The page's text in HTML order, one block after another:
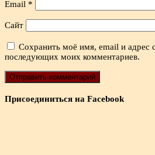
Email *
Сайт
Сохранить моё имя, email и адрес
последующих моих комментариев.
Присоединиться на Facebook